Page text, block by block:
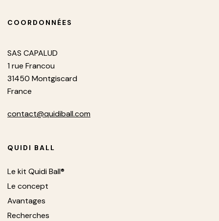
COORDONNÉES
SAS CAPALUD
1 rue Francou
31450 Montgiscard
France
contact@quidiball.com
QUIDI BALL
Le kit Quidi Ball®
Le concept
Avantages
Recherches